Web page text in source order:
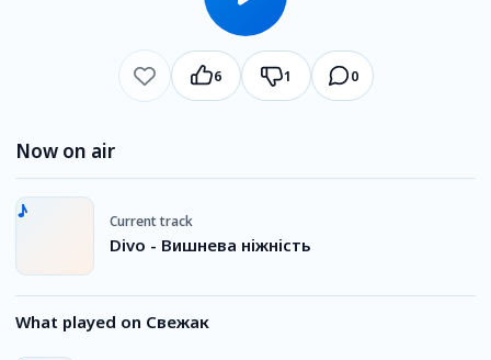
6 1 0
Now on air
Current track
Divo - Вишнева ніжність
What played on Свежак